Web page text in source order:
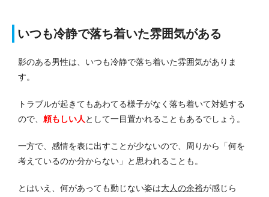
いつも冷静で落ち着いた雰囲気がある
影のある男性は、いつも冷静で落ち着いた雰囲気がありま
す。
トラブルが起きてもあわてる様子がなく落ち着いて対処する
ので、 頼もしい人 として一目置かれることもあるでしょう。
一方で、感情を表に出すことが少ないので、周りから「何を
考えているのか分からない」と思われることも。
とはいえ、何があっても動じない姿は大人の余裕が感じら